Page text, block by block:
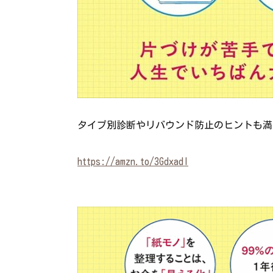
タイプ別診断やリバウンド防止のヒントも
https://amzn.to/3GdxadI